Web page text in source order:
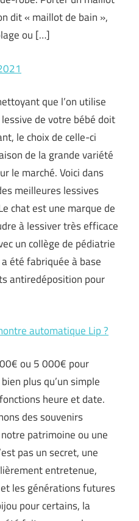
dit « maillot de bain »,
ou […]
que l’on utilise
de votre bébé doit
le choix de celle-ci
de la grande variété
le marché. Voici dans
meilleures lessives
chat est une marque de
à lessiver très efficace
un collège de pédiatrie
été fabriquée à base
antiredéposition pour
automatique Lip ?
ou 5 000€ pour
plus qu’un simple
heure et date.
des souvenirs
patrimoine ou une
pas un secret, une
entretenue,
les générations futures
pour certains, la